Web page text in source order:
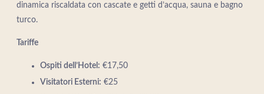
dinamica riscaldata con cascate e getti d’acqua, sauna e bagno
turco.
Tariffe
Ospiti dell’Hotel: €17,50
Visitatori Esterni: €25